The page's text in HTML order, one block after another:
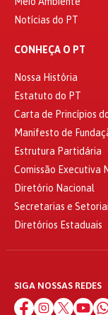
Notícias do PT
CONHEÇA O PT
Nossa História
Estatuto do PT
Carta de Princípios
Manifesto de
Estrutura Partidária
Comissão Executiva
Diretório Nacional
Secretarias e
Diretórios Estaduais
SIGA NOSSAS REDES